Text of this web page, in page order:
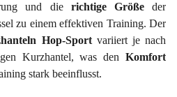
und die richtige Größeder
zu einem effektiven Training. Der
Hop-Sport variiert je nach
Kurzhantel, was den Komfort
stark beeinflusst.